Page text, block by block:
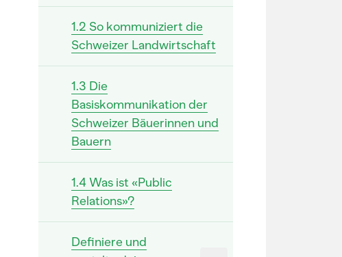
1.2 So kommuniziert die
Schweizer Landwirtschaft
1.3 Die
Basiskommunikation der
Schweizer Bäuerinnen und
Bauern
1.4 Was ist «Public
Relations»?
Definiere und